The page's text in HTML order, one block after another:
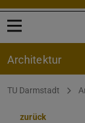
Menü öffnen
Architektur
Sie befinden sich
TU Darmstadt
zurück